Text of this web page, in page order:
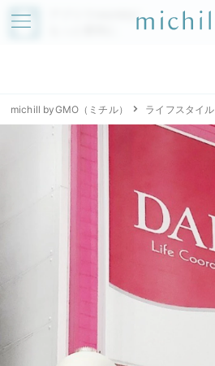
アプリでmichillが
michill byGMO（ミチル） ライフスタイル